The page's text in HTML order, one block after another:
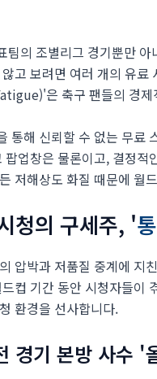
팀의 조별리그 경기뿐만
고 보려면 여러 개의 유
은 축구 팬들의 경제
통해 신뢰할 수 없는 무료
팝업창은 물론이고, 결정
저해상도 화질 때문에 월
청의 구세주, '
압박과 저품질 중계에 지
컵 기간 동안 시청자들
환경을 선사합니다.
경기 본방 사수 '